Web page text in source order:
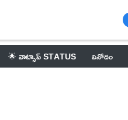
🌟 వాట్సాప్ STATUS వినోదం